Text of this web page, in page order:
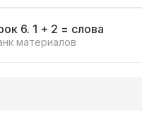
6. 1 + 2 = слова
материалов